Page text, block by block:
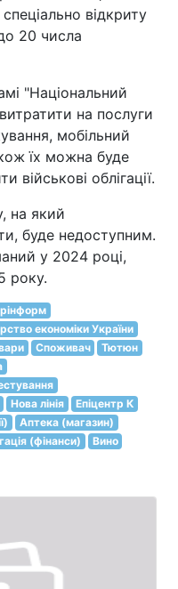
відкриту
20 числа
"Національний
на послуги
мобільний
їх можна буде
військові облігації.
на який
буде недоступним.
у 2024 році,
року.
економіки України
Споживач
Тютюн
Нова лінія
Епіцентр К
Аптека (магазин)
(фінанси) Вино